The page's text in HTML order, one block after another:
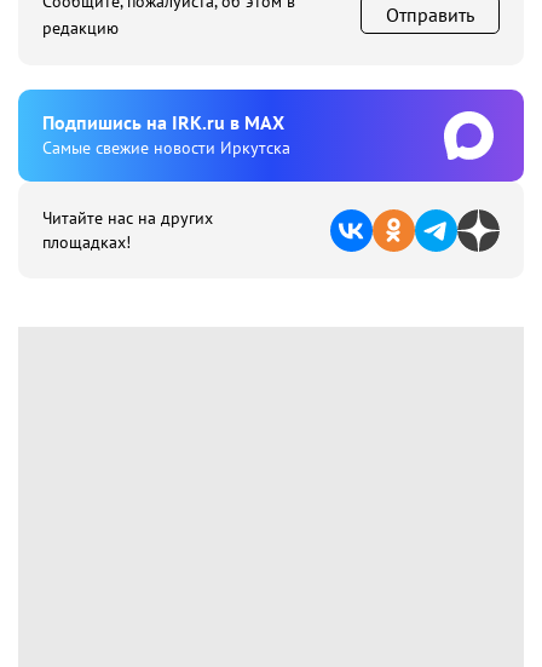
редакцию
Отправить
Подпишиcь на IRK.ru в MAX
Cамые свежие новости Иркутска
Читайте нас на других
площадках!